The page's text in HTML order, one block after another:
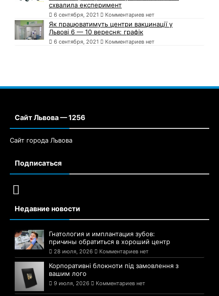
схвалила експеримент
6 сентября, 2021 Комментариев нет
Як працюватимуть центри вакцинації у
Львові 6 — 10 вересня: графік
6 сентября, 2021 Комментариев нет
Сайт Львова — 1256
Сайт города Львова
Подписаться
Недавние новости
Гнатология и имплантация зубов:
причины обратиться в хороший центр
28 июля, 2026 Комментариев нет
Корпоративні блокноти під замовлення з
вашим лого
9 июля, 2026 Комментариев нет